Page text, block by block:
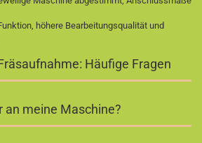
höhere Bearbeitungsqualität und
Häufige Fragen
an meine Maschine?